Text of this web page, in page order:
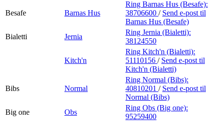
Besafe Barnas Hus
Ring Barnas Hus (Besafe):
38706600 / Send e-post til
Barnas Hus (Besafe)
Bialetti
Jernia
Ring Jernia (Bialetti):
38124550
Kitch'n
Ring Kitch'n (Bialetti):
51110156 / Send e-post til
Kitch'n (Bialetti)
Bibs Normal
Ring Normal (Bibs):
40810201 / Send e-post til
Normal (Bibs)
Big one
Obs
Ring Obs (Big one):
95259400